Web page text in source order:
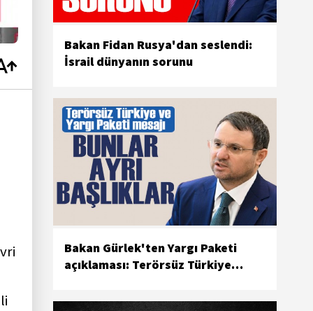
Bakan Fidan Rusya'dan seslendi:
İsrail dünyanın sorunu
Bakan Gürlek'ten Yargı Paketi
açıklaması: Terörsüz Türkiye